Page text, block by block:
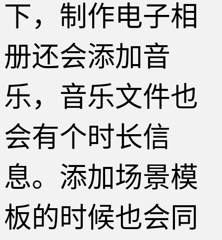
下，制作电子相
册还会添加音
乐，音乐文件也
会有个时长信
息。添加场景模
板的时候也会同